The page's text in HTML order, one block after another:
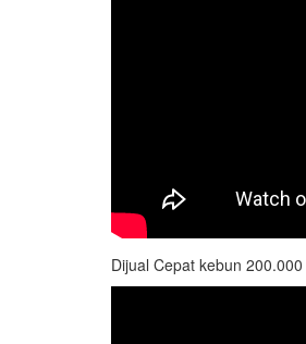
Dijual Cepat kebun